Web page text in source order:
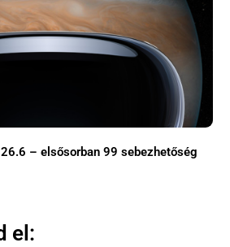
– elsősorban 99 sebezhetőség
el: